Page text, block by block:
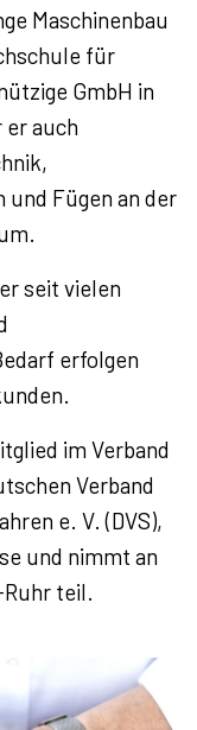
Maschinenbau
für
GmbH in
er auch
und Fügen an der
seit vielen
erfolgen
im Verband
Verband
e. V. (DVS),
und nimmt an
teil.